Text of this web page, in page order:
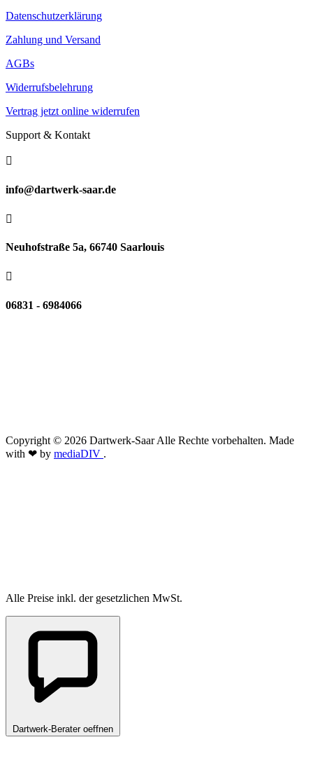
Datenschutzerklärung
Zahlung und Versand
AGBs
Widerrufsbelehrung
Vertrag jetzt online widerrufen
Support & Kontakt

info@dartwerk-saar.de

Neuhofstraße 5a, 66740 Saarlouis

06831 - 6984066
Copyright © 2026 Dartwerk-Saar Alle Rechte vorbehalten. Made
with ❤ by mediaDIV .
Alle Preise inkl. der gesetzlichen MwSt.
Dartwerk-Berater oeffnen